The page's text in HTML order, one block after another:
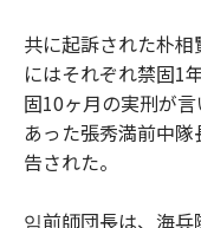
共に起訴された朴
にはそれぞれ禁固1
固10ヶ月の実刑が
あった張秀満前中
告された。
임前師団長は、海